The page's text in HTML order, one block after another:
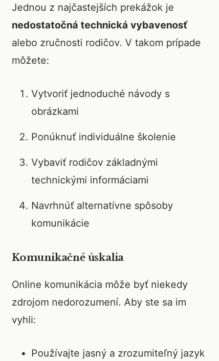
Jednou z najčastejších prekážok je
nedostatočná technická vybavenosť
alebo zručnosti rodičov. V takom prípade
môžete:
Vytvoriť jednoduché návody s
obrázkami
Ponúknuť individuálne školenie
Vybaviť rodičov základnými
technickými informáciami
Navrhnúť alternatívne spôsoby
komunikácie
Komunikačné úskalia
Online komunikácia môže byť niekedy
zdrojom nedorozumení. Aby ste sa im
vyhli:
Používajte jasný a zrozumiteľný jazyk